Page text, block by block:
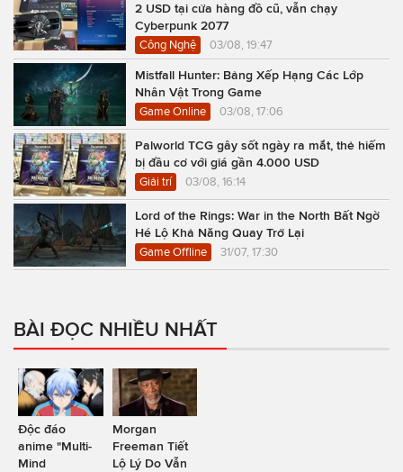
2 USD tại cửa hàng đồ cũ, vẫn chạy
Cyberpunk 2077
Công Nghệ 03/08, 19:47
Mistfall Hunter: Bảng Xếp Hạng Các Lớp
Nhân Vật Trong Game
Game Online 03/08, 17:06
Palworld TCG gây sốt ngày ra mắt, thẻ hiếm
bị đầu cơ với giá gần 4.000 USD
Giải trí 03/08, 16:14
Lord of the Rings: War in the North Bất Ngờ
Hé Lộ Khả Năng Quay Trở Lại
Game Offline 31/07, 17:30
BÀI ĐỌC NHIỀU NHẤT
Độc đáo
anime "Multi-
Mind
Morgan
Freeman Tiết
Lộ Lý Do Vẫn